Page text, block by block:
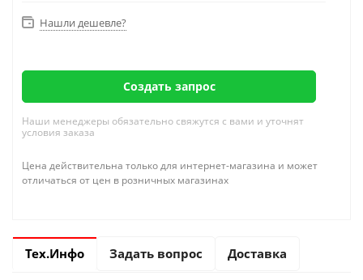
Нашли дешевле?
Создать запрос
Наши менеджеры обязательно свяжутся с вами и уточнят
условия заказа
Цена действительна только для интернет-магазина и может
отличаться от цен в розничных магазинах
Тех.Инфо Задать вопрос Доставка